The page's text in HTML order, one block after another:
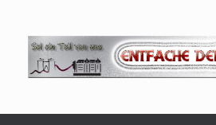
springen